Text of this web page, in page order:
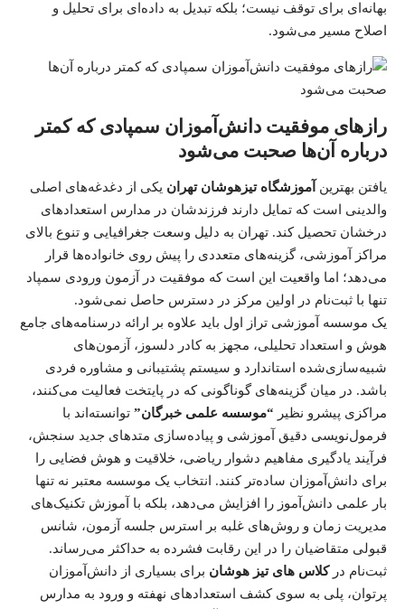
بهانه‌ای برای توقف نیست؛ بلکه تبدیل به داده‌ای برای تحلیل و
اصلاح مسیر می‌شود.
رازهای موفقیت دانش‌آموزان سمپادی که کمتر
درباره آن‌ها صحبت می‌شود
یافتن بهترین آموزشگاه تیزهوشان تهران یکی از دغدغه‌های اصلی
والدینی است که تمایل دارند فرزندشان در مدارس استعدادهای
درخشان تحصیل کند. تهران به دلیل وسعت جغرافیایی و تنوع بالای
مراکز آموزشی، گزینه‌های متعددی را پیش روی خانواده‌ها قرار
می‌دهد؛ اما واقعیت این است که موفقیت در آزمون ورودی سمپاد
تنها با ثبت‌نام در اولین مرکز در دسترس حاصل نمی‌شود.
یک موسسه آموزشی تراز اول باید علاوه بر ارائه درسنامه‌های جامع
هوش و استعداد تحلیلی، مجهز به کادر دلسوز، آزمون‌های
شبیه‌سازی‌شده استاندارد و سیستم پشتیبانی و مشاوره فردی
باشد. در میان گزینه‌های گوناگونی که در پایتخت فعالیت می‌کنند،
مراکزی پیشرو نظیر “موسسه علمی خبرگان” توانسته‌اند با
فرمول‌نویسی دقیق آموزشی و پیاده‌سازی متدهای جدید سنجش،
فرآیند یادگیری مفاهیم دشوار ریاضی، خلاقیت و هوش فضایی را
برای دانش‌آموزان ساده‌تر کنند. انتخاب یک موسسه معتبر نه تنها
بار علمی دانش‌آموز را افزایش می‌دهد، بلکه با آموزش تکنیک‌های
مدیریت زمان و روش‌های غلبه بر استرس جلسه آزمون، شانس
قبولی متقاضیان را در این رقابت فشرده به حداکثر می‌رساند.
ثبت‌نام درکلاس های تیز هوشان برای بسیاری از دانش‌آموزان
پرتوان، پلی به سوی کشف استعدادهای نهفته و ورود به مدارس